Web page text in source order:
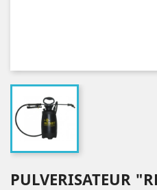
PULVERISATEUR